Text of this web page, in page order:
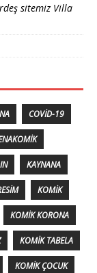
sitemiz Villa
COVID-19
KAYNANA
KOMIK
KOMIK KORONA
KOMIK TABELA
KOMIK ÇOCUK